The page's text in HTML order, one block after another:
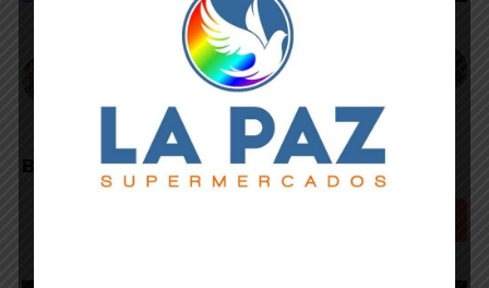
Publicación Anterior
Fútbol femenino:
Primera División, se
metió en la final del
Nocturno
Publicación Siguiente
Maratón del Carnaval
Buscar